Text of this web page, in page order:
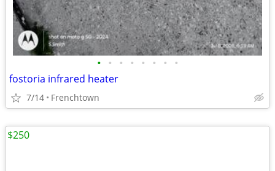
• • • • • • • •
fostoria infrared heater
7/14 Frenchtown
$250